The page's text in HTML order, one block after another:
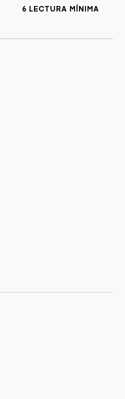
6 LECTURA MÍNIMA